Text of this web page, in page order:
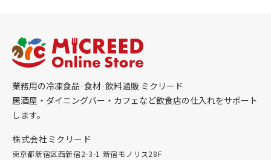
業務用の冷凍食品·食材·飲料通販 ミクリード
居酒屋・ダイニングバー・カフェなど飲食店の仕入れをサポート
します。
株式会社ミクリード
東京都新宿区西新宿2-3-1 新宿モノリス28F